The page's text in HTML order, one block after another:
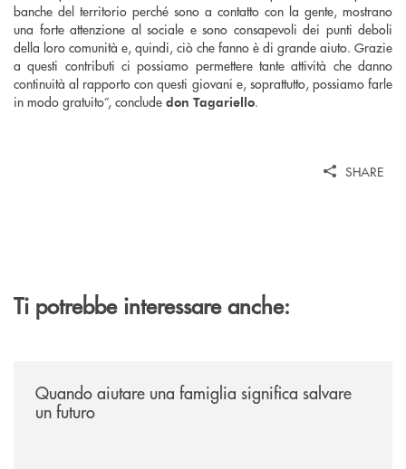
banche del territorio perché sono a contatto con la gente, mostrano
una forte attenzione al sociale e sono consapevoli dei punti deboli
della loro comunità e, quindi, ciò che fanno è di grande aiuto. Grazie
a questi contributi ci possiamo permettere tante attività che danno
continuità al rapporto con questi giovani e, soprattutto, possiamo farle
in modo gratuito”, conclude don Tagariello.
SHARE
Ti potrebbe interessare anche:
Quando aiutare una famiglia significa salvare
un futuro